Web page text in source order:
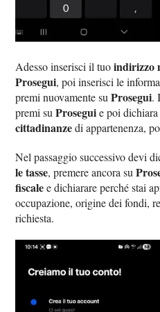
Adesso inserisci il tuoindirizzo
Prosegui, poi inserisci le
premi nuovamente suProsegui.
premi suProseguie poi
cittadinanzedi appartenenza,
Nel passaggio successivo devi
le tasse, premere ancora su
fiscalee dichiarare perché stai
occupazione, origine dei fondi,
richiesta.